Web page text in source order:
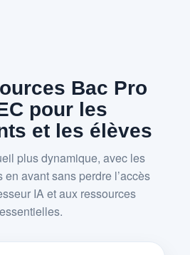
Bac Pro
pour les
et les élèves
plus dynamique, avec les
avant sans perdre l’accès
IA et aux ressources
essentielles.